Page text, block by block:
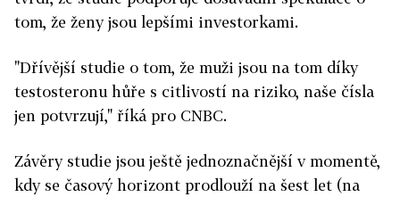
tom, že ženy jsou lepšími investorkami.
"Dřívější studie o tom, že muži jsou na tom díky
testosteronu hůře s citlivostí na riziko, naše čísla
jen potvrzují," říká pro CNBC.
Závěry studie jsou ještě jednoznačnější v momentě,
kdy se časový horizont prodlouží na šest let (na